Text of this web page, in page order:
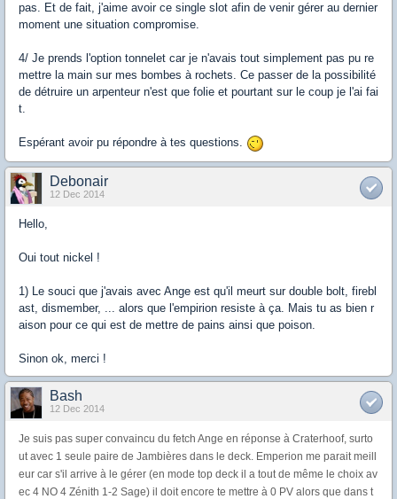
pas. Et de fait, j'aime avoir ce single slot afin de venir gérer au dernier
moment une situation compromise.
4/ Je prends l'option tonnelet car je n'avais tout simplement pas pu re
mettre la main sur mes bombes à rochets. Ce passer de la possibilité
de détruire un arpenteur n'est que folie et pourtant sur le coup je l'ai fai
t.
Espérant avoir pu répondre à tes questions.
Debonair
12 Dec 2014
Hello,
Oui tout nickel !
1) Le souci que j'avais avec Ange est qu'il meurt sur double bolt, firebl
ast, dismember, ... alors que l'empirion resiste à ça. Mais tu as bien r
aison pour ce qui est de mettre de pains ainsi que poison.
Sinon ok, merci !
Bash
12 Dec 2014
Je suis pas super convaincu du fetch Ange en réponse à Craterhoof, surto
ut avec 1 seule paire de Jambières dans le deck. Emperion me parait meill
eur car s'il arrive à le gérer (en mode top deck il a tout de même le choix av
ec 4 NO 4 Zénith 1-2 Sage) il doit encore te mettre à 0 PV alors que dans t